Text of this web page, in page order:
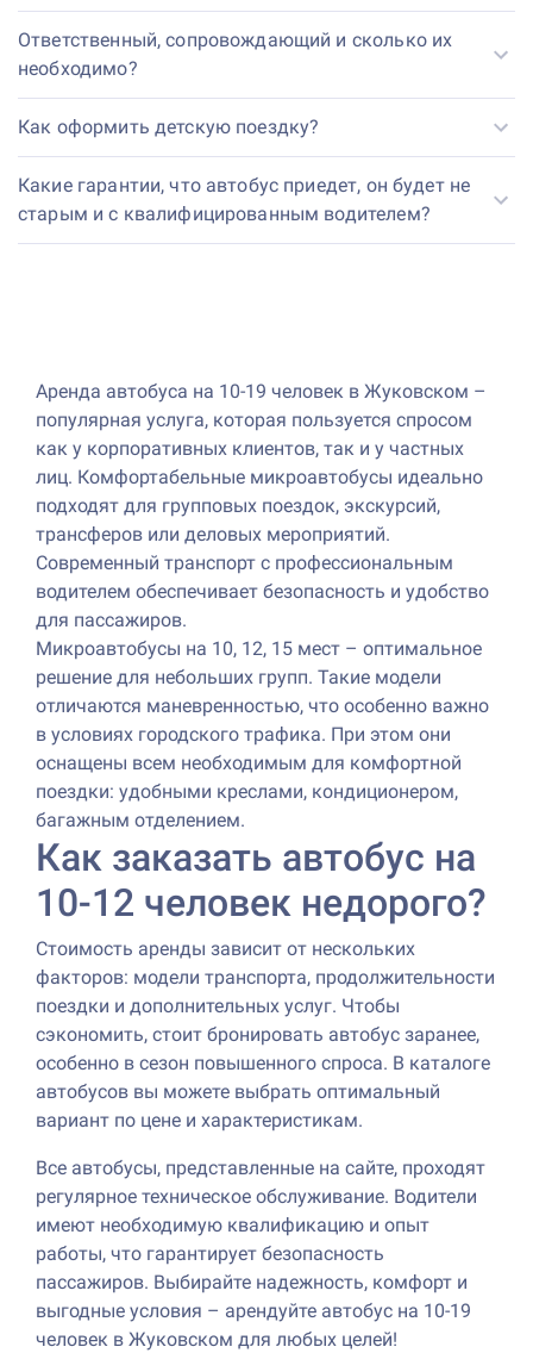
Ответственный, сопровождающий и сколько их
необходимо?
Как оформить детскую поездку?
Какие гарантии, что автобус приедет, он будет не
старым и с квалифицированным водителем?
Аренда автобуса на 10-19 человек в Жуковском –
популярная услуга, которая пользуется спросом
как у корпоративных клиентов, так и у частных
лиц. Комфортабельные микроавтобусы идеально
подходят для групповых поездок, экскурсий,
трансферов или деловых мероприятий.
Современный транспорт с профессиональным
водителем обеспечивает безопасность и удобство
для пассажиров.
Микроавтобусы на 10, 12, 15 мест – оптимальное
решение для небольших групп. Такие модели
отличаются маневренностью, что особенно важно
в условиях городского трафика. При этом они
оснащены всем необходимым для комфортной
поездки: удобными креслами, кондиционером,
багажным отделением.
Как заказать автобус на
10-12 человек недорого?
Стоимость аренды зависит от нескольких
факторов: модели транспорта, продолжительности
поездки и дополнительных услуг. Чтобы
сэкономить, стоит бронировать автобус заранее,
особенно в сезон повышенного спроса. В каталоге
автобусов вы можете выбрать оптимальный
вариант по цене и характеристикам.
Все автобусы, представленные на сайте, проходят
регулярное техническое обслуживание. Водители
имеют необходимую квалификацию и опыт
работы, что гарантирует безопасность
пассажиров. Выбирайте надежность, комфорт и
выгодные условия – арендуйте автобус на 10-19
человек в Жуковском для любых целей!